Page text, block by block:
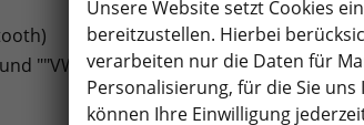
""VW Connect Plus""
Unsere Website setzt Cookies
bereitzustellen. Hierbei
verarbeiten nur die Daten für
Personalisierung, für die Sie
können Ihre Einwilligung